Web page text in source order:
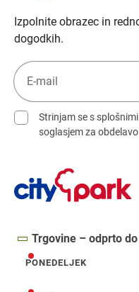
Izpolnite obrazec in
dogodkih.
Strinjam se s
soglasjem za
Trgovine – odprto
ponedeljek
PONEDELJEK